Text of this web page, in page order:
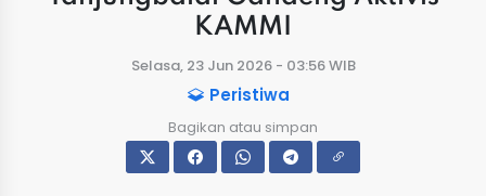
KAMMI
Selasa, 23 Jun 2026 - 03:56 WIB
Peristiwa
Bagikan atau simpan